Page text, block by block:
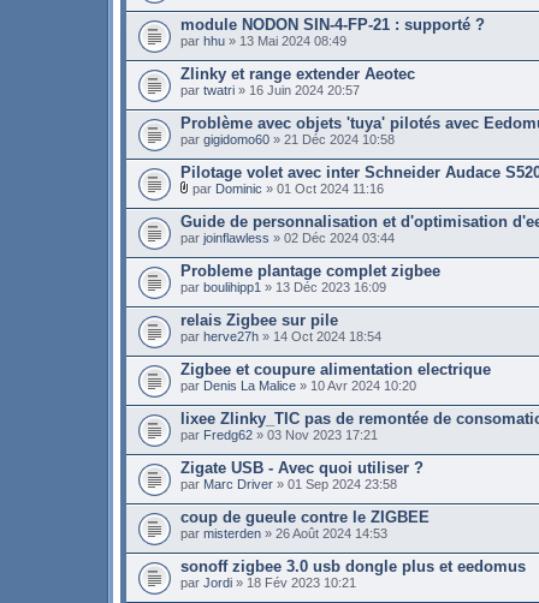
module NODON SIN-4-FP-21 : supporté ?
par hhu » 13 Mai 2024 08:49
Zlinky et range extender Aeotec
par twatri » 16 Juin 2024 20:57
Problème avec objets 'tuya' pilotés avec
par gigidomo60 » 21 Déc 2024 10:58
Pilotage volet avec inter Schneider Audace
par Dominic » 01 Oct 2024 11:16
Guide de personnalisation et d'optimisation
par joinflawless » 02 Déc 2024 03:44
Probleme plantage complet zigbee
par boulihipp1 » 13 Déc 2023 16:09
relais Zigbee sur pile
par herve27h » 14 Oct 2024 18:54
Zigbee et coupure alimentation electrique
par Denis La Malice » 10 Avr 2024 10:20
lixee Zlinky_TIC pas de remontée de
par Fredg62 » 03 Nov 2023 17:21
Zigate USB - Avec quoi utiliser ?
par Marc Driver » 01 Sep 2024 23:58
coup de gueule contre le ZIGBEE
par misterden » 26 Août 2024 14:53
sonoff zigbee 3.0 usb dongle plus et eedomus
par Jordi » 18 Fév 2023 10:21